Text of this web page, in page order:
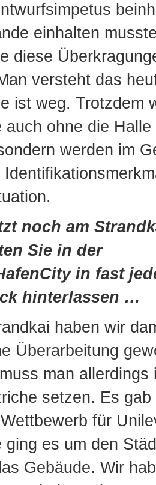
einhalten
diese
versteht das
ist weg. Trotzdem
auch ohne die
werden im
noch am
Sie in der
in fast
hinterlassen …
haben wir
Überarbeitung
man allerdings
setzen. Es gab
für
ging es um den
Gebäude. Wir